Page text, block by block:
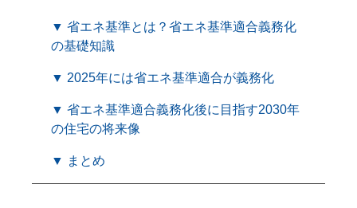
▼ 省エネ基準とは？省エネ基準適合義務化
の基礎知識
▼ 2025年には省エネ基準適合が義務化
▼ 省エネ基準適合義務化後に目指す2030年
の住宅の将来像
▼ まとめ